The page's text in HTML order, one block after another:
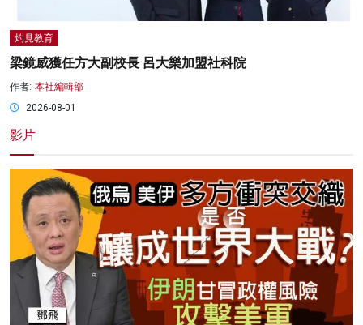
灼見教育
梁鏡威獲任方大副校長 呂大樂加盟社科院
作者: 本社編輯部
2026-08-01
影片